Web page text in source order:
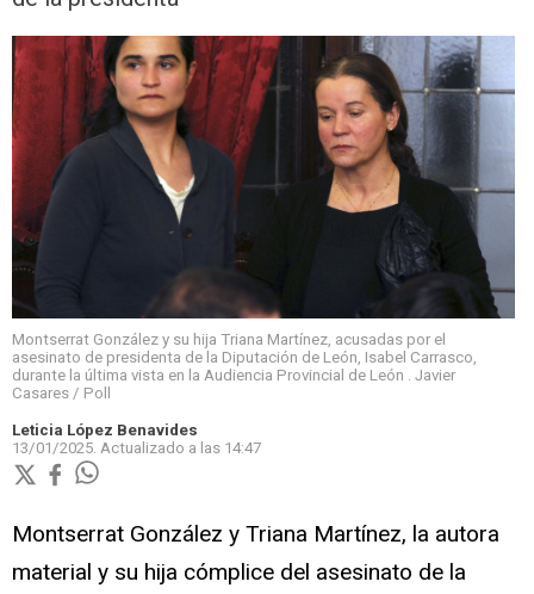
Montserrat González y su hija Triana Martínez, acusadas por el
asesinato de presidenta de la Diputación de León, Isabel Carrasco,
durante la última vista en la Audiencia Provincial de León . Javier
Casares / Poll
Leticia López Benavides
13/01/2025. Actualizado a las 14:47
Montserrat González y Triana Martínez, la autora
material y su hija cómplice del asesinato de la